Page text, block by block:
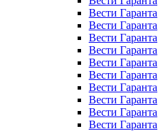
Вести Гаранта
Вести Гаранта
Вести Гаранта
Вести Гаранта
Вести Гаранта
Вести Гаранта
Вести Гаранта
Вести Гаранта
Вести Гаранта
Вести Гаранта